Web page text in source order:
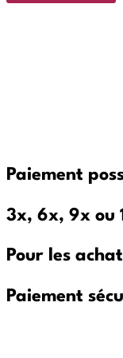
Paiement
3x, 6x, 9x ou
Pour les
Paiement